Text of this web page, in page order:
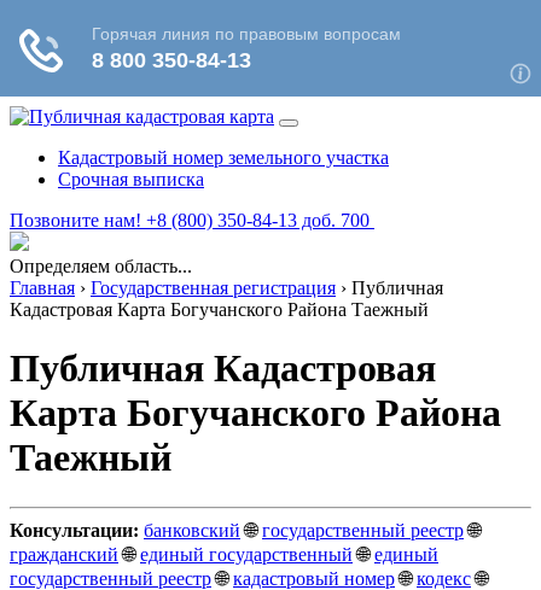
Кадастровый номер земельного участка
Срочная выписка
Позвоните нам! +8 (800) 350-84-13 доб. 700
Определяем область...
Главная › Государственная регистрация › Публичная
Кадастровая Карта Богучанского Района Таежный
Публичная Кадастровая
Карта Богучанского Района
Таежный
Консультации: банковский🌐государственный реестр🌐
гражданский🌐единый государственный🌐единый
государственный реестр🌐кадастровый номер🌐кодекс🌐